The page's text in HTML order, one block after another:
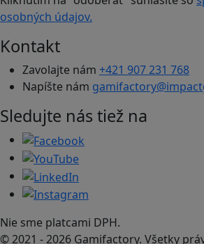
osobných údajov.
Kontakt
Zavolajte nám +421 907 231 768
Napíšte nám
Sledujte nás tiež na
Nie sme platcami DPH.
© 2021 - 2026 Gamifactory. Všetky